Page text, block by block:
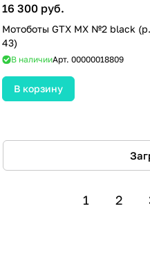
16 300 руб.
Мотоботы GTX MX №2 black (р.
43)
В наличииАрт. 00000018809
В корзину
1 2